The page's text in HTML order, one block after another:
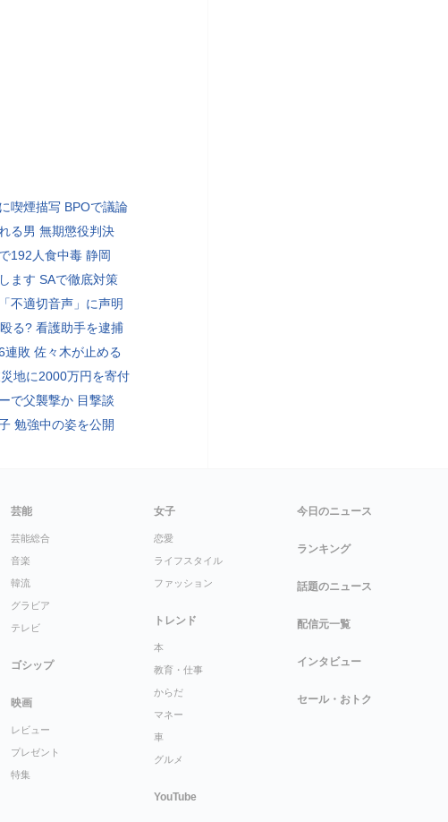
喫煙描写 BPOで議論
る男 無期懲役判決
192人食中毒 静岡
ます SAで徹底対策
不適切音声」に声明
る? 看護助手を逮捕
連敗 佐々木が止める
地に2000万円を寄付
で父襲撃か 目撃談
勉強中の姿を公開
芸能
芸能総合
音楽
韓流
グラビア
テレビ
ゴシップ
映画
レビュー
プレゼント
特集
女子
恋愛
ライフスタイル
ファッション
トレンド
本
教育・仕事
からだ
マネー
車
グルメ
YouTube
今日のニュース
ランキング
話題のニュース
配信元一覧
インタビュー
セール・おトク